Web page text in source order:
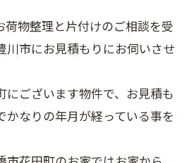
荷物整理と片付けのご相談を受
川市にお見積もりにお伺いさせ
にございます物件で、お見積も
かなりの年月が経っている事を